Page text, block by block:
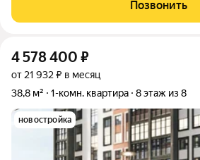
проживания. Установлен
Позвонить
4 578 400 ₽
от 21 932 ₽ в месяц
38,8 м²
1-комн. квартира 8 этаж из 8
новостройка